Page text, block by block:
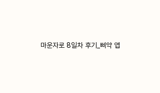
마운자로 8일차 후기_삐약 앱